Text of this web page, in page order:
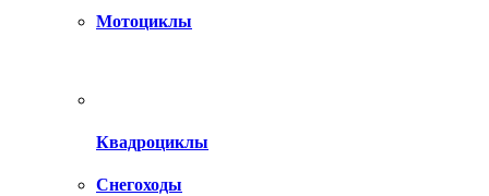
Мотоциклы
Квадроциклы
Снегоходы